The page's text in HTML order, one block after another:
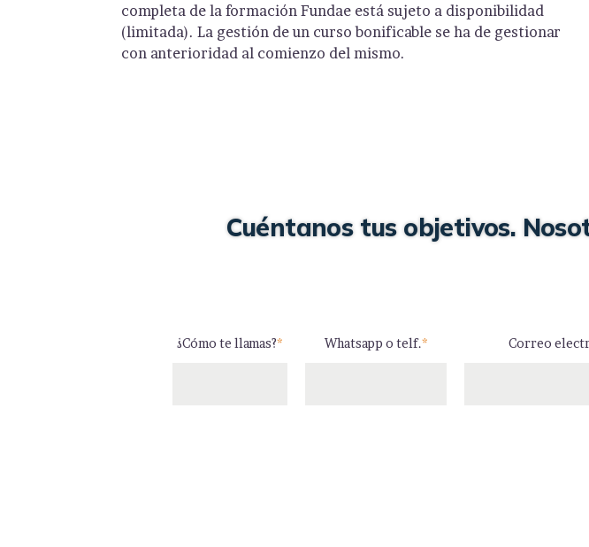
completa de la formación Fundae está sujeto a disponibilidad
(limitada). La gestión de un curso bonificable se ha de gestionar
con anterioridad al comienzo del mismo.
Cuéntanos tus objetivos.
¿Cómo te llamas?* Whatsapp o telf.* Correo